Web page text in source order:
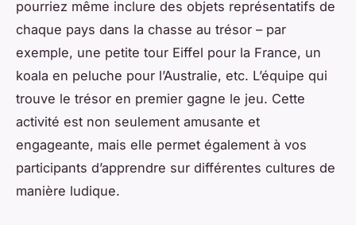
pourriez même inclure des objets représentatifs de
chaque pays dans la chasse au trésor – par
exemple, une petite tour Eiffel pour la France, un
koala en peluche pour l’Australie, etc. L’équipe qui
trouve le trésor en premier gagne le jeu. Cette
activité est non seulement amusante et
engageante, mais elle permet également à vos
participants d’apprendre sur différentes cultures de
manière ludique.